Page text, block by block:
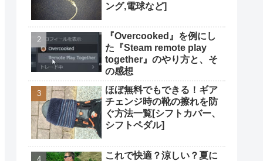
ング,電球など]
『Overcooked』を例にし
た『Steam remote play
together』のやり方と、そ
の感想
ほぼ無料でもできる！ギア
チェンジ時の靴の擦れを防
ぐ方法一覧[シフトカバー、
シフトペダル]
これで快適？涼しい？夏に